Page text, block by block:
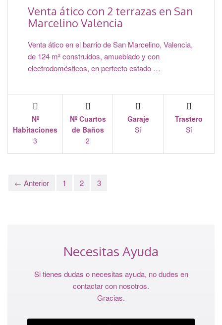
Venta ático con 2 terrazas en San
Marcelino Valencia
Venta ático en el barrio de San Marcelino, Valencia,
de 124 m² construidos, amueblado y con
electrodomésticos, en perfecto estado …
Nº
Habitaciones
3
Nº Cuartos
de Baños
2
Garaje
Sí
Trastero
Sí
← Anterior 1 2 3
Necesitas Ayuda
Si tienes dudas o necesitas ayuda, no dudes en
contactar con nosotros.
Gracias.